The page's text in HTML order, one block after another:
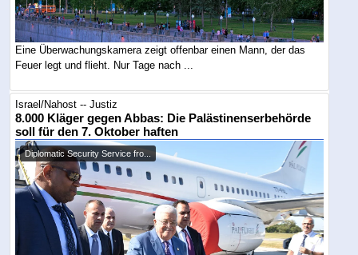
Eine Überwachungskamera zeigt offenbar einen Mann, der das
Feuer legt und flieht. Nur Tage nach ...
Israel/Nahost -- Justiz
8.000 Kläger gegen Abbas: Die Palästinenserbehörde
soll für den 7. Oktober haften
Diplomatic Security Service fro...